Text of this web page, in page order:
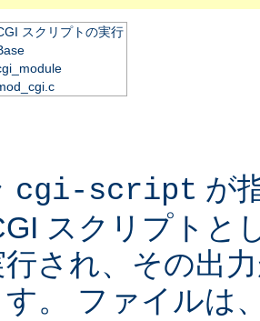
スクリプトの実行
cgi-script が
スクリプトと
され、その出
。 ファイルは